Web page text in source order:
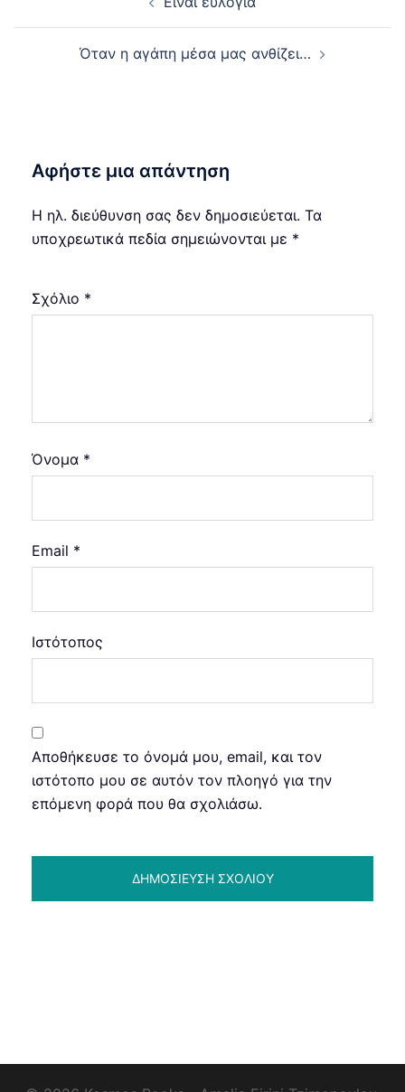
Όταν η αγάπη μέσα μας ανθίζει…
Αφήστε μια απάντηση
Η ηλ. διεύθυνση σας δεν δημοσιεύεται. Τα
υποχρεωτικά πεδία σημειώνονται με *
Σχόλιο *
Όνομα *
Email *
Ιστότοπος
Αποθήκευσε το όνομά μου, email, και τον
ιστότοπο μου σε αυτόν τον πλοηγό για την
επόμενη φορά που θα σχολιάσω.